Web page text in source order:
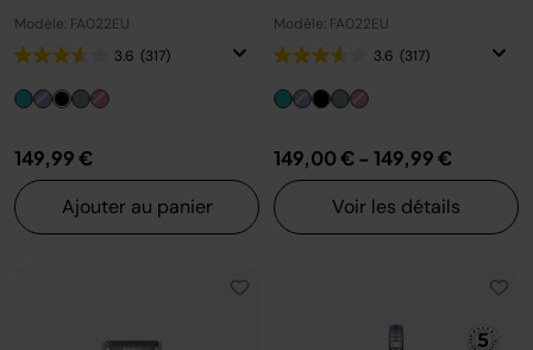
Modèle: FA022EU
3.6 (317)
149,99 €
Ajouter au panier
Modèle: FA022EU
3.6 (317)
149,00 €- 149,99 €
Voir les détails